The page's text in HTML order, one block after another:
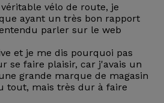
vélo de route, je
ayant un très bon rapport
parler sur le web
et je me dis pourquoi pas
se faire plaisir, car j'avais un
grande marque de magasin
tout, mais très dur à faire